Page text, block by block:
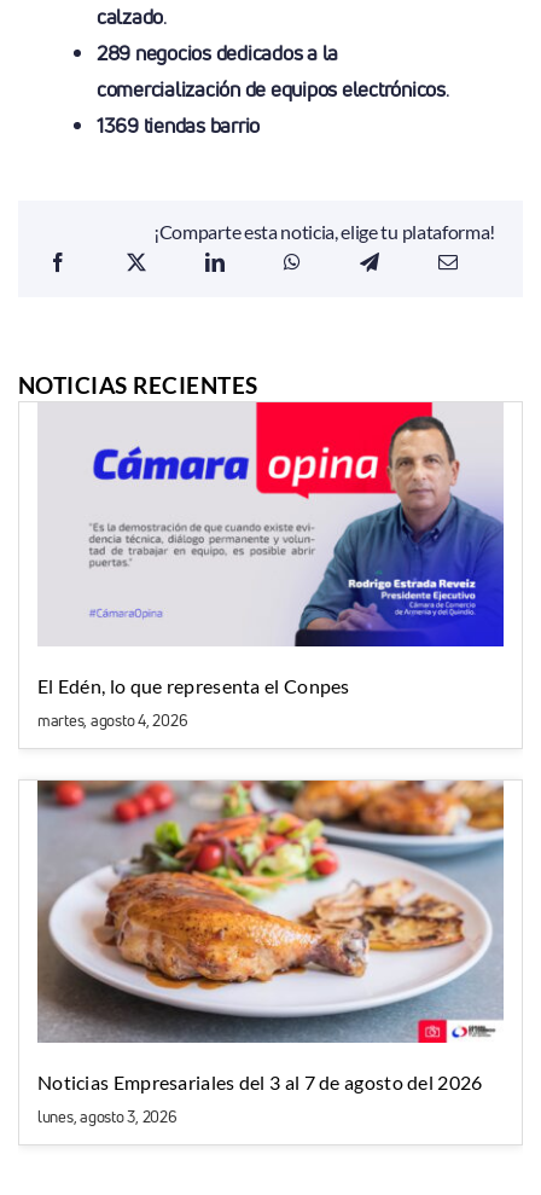
calzado.
289 negocios dedicados a la
comercialización de equipos electrónicos.
1369 tiendas barrio
¡Comparte esta noticia, elige tu plataforma!
NOTICIAS RECIENTES
El Edén, lo que representa el Conpes
martes, agosto 4, 2026
Noticias Empresariales del 3 al 7 de agosto del 2026
lunes, agosto 3, 2026